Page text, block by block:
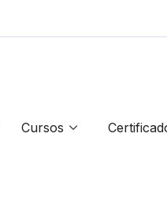
Cursos